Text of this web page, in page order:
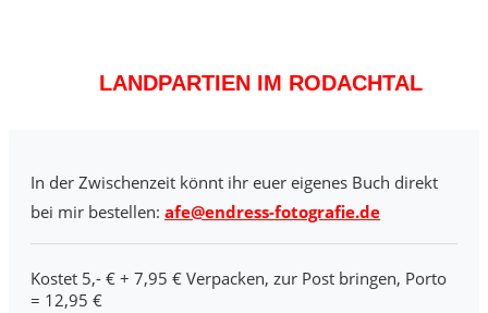
LANDPARTIEN IM RODACHTAL
In der Zwischenzeit könnt ihr euer eigenes Buch direkt
bei mir bestellen: afe@endress-fotografie.de
Kostet 5,- € + 7,95 € Verpacken, zur Post bringen, Porto
= 12,95 €